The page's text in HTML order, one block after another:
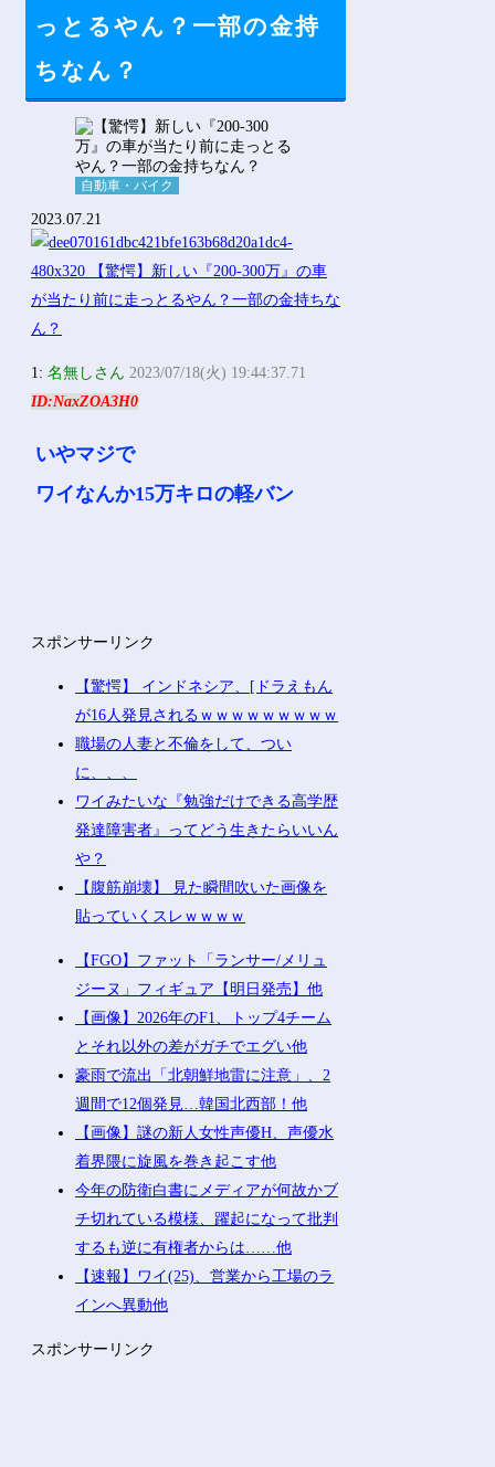
っとるやん？一部の金持
ちなん？
自動車・バイク
2023.07.21
1:名無しさん 2023/07/18(火) 19:44:37.71
ID:NaxZOA3H0
いやマジで
ワイなんか15万キロの軽バン
スポンサーリンク
【驚愕】 インドネシア、[ドラえもん
が16人発見されるｗｗｗｗｗｗｗｗｗ
職場の人妻と不倫をして、つい
に、、、
ワイみたいな『勉強だけできる高学歴
発達障害者』ってどう生きたらいいん
や？
【腹筋崩壊】 見た瞬間吹いた画像を
貼っていくスレｗｗｗｗ
【FGO】ファット「ランサー/メリュ
ジーヌ」フィギュア【明日発売】他
【画像】2026年のF1、トップ4チーム
とそれ以外の差がガチでエグい他
豪雨で流出「北朝鮮地雷に注意」、2
週間で12個発見…韓国北西部！他
【画像】謎の新人女性声優H、声優水
着界隈に旋風を巻き起こす他
今年の防衛白書にメディアが何故かブ
チ切れている模様、躍起になって批判
するも逆に有権者からは……他
【速報】ワイ(25)、営業から工場のラ
インへ異動他
スポンサーリンク